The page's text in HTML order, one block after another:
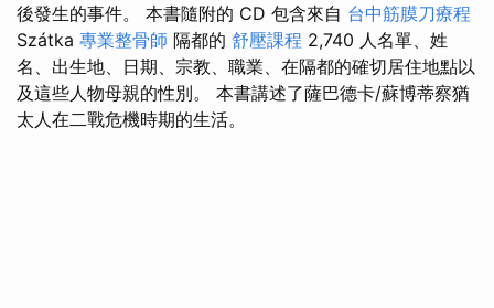
後發生的事件。 本書隨附的 CD 包含來自 台中筋膜刀療程
Szátka 專業整骨師 隔都的 舒壓課程 2,740 人名單、姓
名、出生地、日期、宗教、職業、在隔都的確切居住地點以
及這些人物母親的性別。 本書講述了薩巴德卡/蘇博蒂察猶
太人在二戰危機時期的生活。